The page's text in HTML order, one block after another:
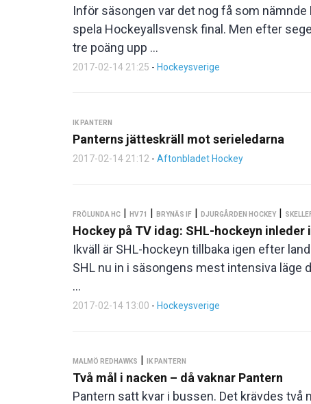
Inför säsongen var det nog få som
spela Hockeyallsvensk final. Men efter
tre poäng upp ...
2017-02-14 21:25 - Hockeysverige
IK PANTERN
Panterns jätteskräll mot serieledarna
2017-02-14 21:12 - Aftonbladet Hockey
FRÖLUNDA HC | HV71 | BRYNÄS IF | DJURGÅRDEN HOCKEY |
Hockey på TV idag: SHL-hockeyn inleder
Ikväll är SHL-hockeyn tillbaka igen efter
SHL nu in i säsongens mest intensiva läge
...
2017-02-14 13:00 - Hockeysverige
MALMÖ REDHAWKS | IK PANTERN
Två mål i nacken – då vaknar Pantern
Pantern satt kvar i bussen. Det krävdes två